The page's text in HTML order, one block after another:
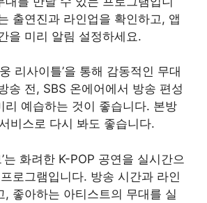
출연진과 라인업을 확인하고, 앱
을 미리 알림 설정하세요.
리사이틀’을 통해 감동적인 무대
송 전, SBS 온에어에서 방송 편성
리 예습하는 것이 좋습니다. 본방
비스로 다시 봐도 좋습니다.
는 화려한 K-POP 공연을 실시간으
로그램입니다. 방송 시간과 라인
, 좋아하는 아티스트의 무대를 실